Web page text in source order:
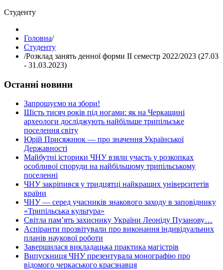
Студенту
Головна/
Студенту
/Розклад занять денної форми ІІ семестр 2022/2023 (27.03
- 31.03.2023)
Останні новини
Запрошуємо на збори!
Шість тисяч років під ногами: як на Черкащині
археологи досліджують найбільше трипільське
поселення світу
Юрій Присяжнюк — про значення Української
Державності
Майбутні історики ЧНУ взяли участь у розкопках
особливої споруди на найбільшому трипільському
поселенні
ЧНУ закріпився у тридцятці найкращих університетів
країни
ЧНУ — серед учасників знакового заходу в заповіднику
«Трипільська культура»
Світла пам’ять захиснику України Леоніду Пузанову…
Аспіранти прозвітували про виконання індивідуальних
планів наукової роботи
Завершилася викладацька практика магістрів
Випускниця ЧНУ презентувала монографію про
відомого черкаського краєзнавця